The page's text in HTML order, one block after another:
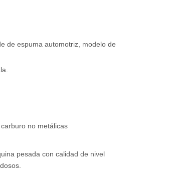
de espuma automotriz, modelo de
no metálicas
pesada con calidad de nivel